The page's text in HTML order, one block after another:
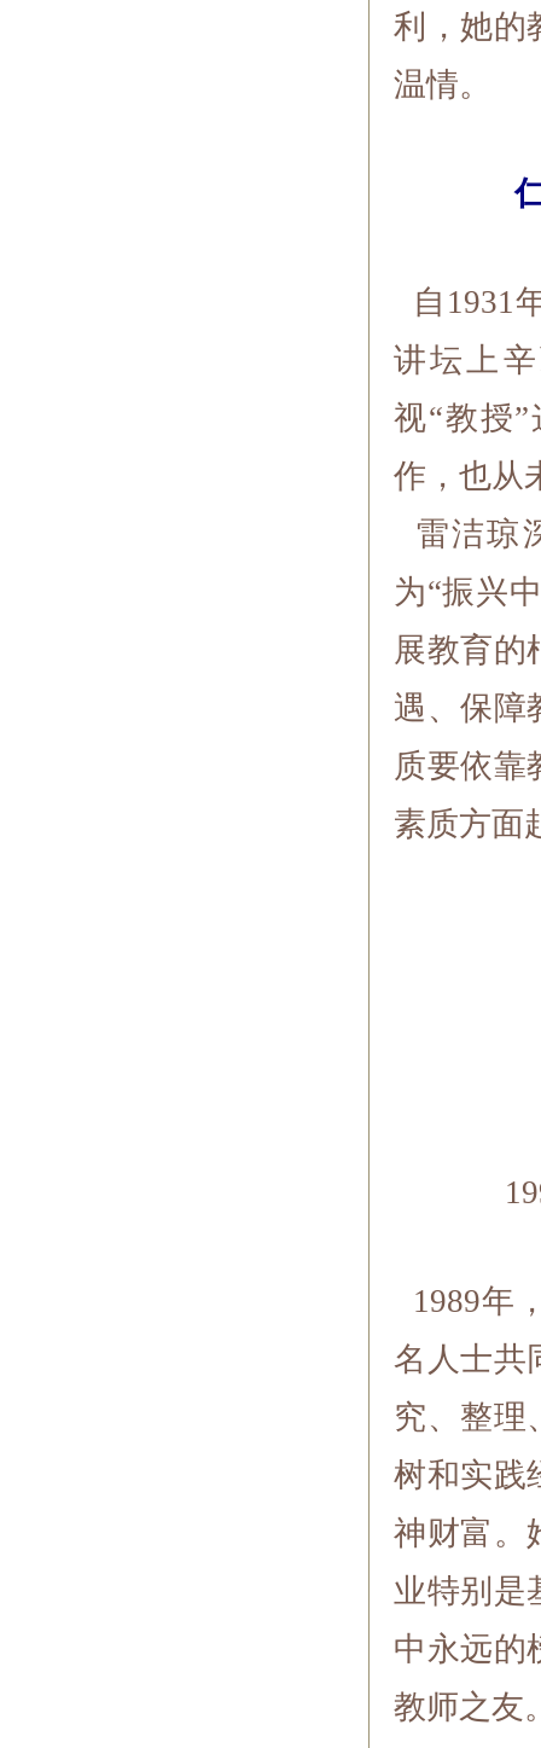
利，她的
温情。
自1931
讲坛上
视“教授
作，也从
雷洁琼
为“振兴
展教育的
遇、保障
质要依靠
素质方面
1989年
名人士共
究、整理
树和实践
神财富。
业特别是
中永远的
教师之友